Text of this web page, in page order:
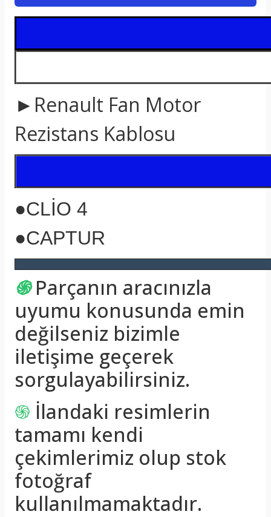
►Renault Fan Motor
Rezistans Kablosu
●CLİO 4
●CAPTUR
֍ Parçanın aracınızla
uyumu konusunda emin
değilseniz bizimle
iletişime geçerek
sorgulayabilirsiniz.
֍ İlandaki resimlerin
tamamı kendi
çekimlerimiz olup stok
fotoğraf
kullanılmamaktadır.